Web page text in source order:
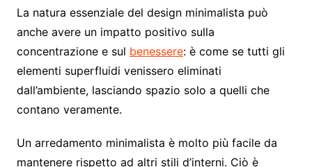
La natura essenziale del design minimalista può
anche avere un impatto positivo sulla
concentrazione e sul benessere: è come se tutti gli
elementi superfluidi venissero eliminati
dall’ambiente, lasciando spazio solo a quelli che
contano veramente.
Un arredamento minimalista è molto più facile da
mantenere rispetto ad altri stili d’interni. Ciò è